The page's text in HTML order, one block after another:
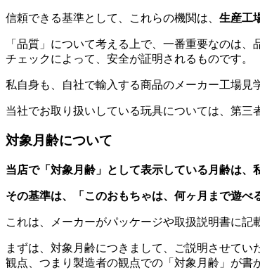
信頼できる基準として、これらの機関は、 生産工
「品質」について考える上で、一番重要なのは
チェックによって、安全が証明されるものです。
私自身も、自社で輸入する商品のメーカー工場見
当社でお取り扱いしている玩具については、第三
対象月齢について
当店で「対象月齢」として表示している月齢は、
その基準は、「このおもちゃは、何ヶ月まで遊
これは、メーカーがパッケージや取扱説明書に記
まずは、対象月齢につきまして、ご説明させて
観点、つまり製造者の観点での「対象月齢」が書